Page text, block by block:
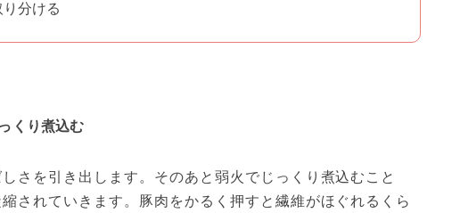
分ける
くり煮込む
さを引き出します。そのあと弱火でじっくり煮込むこと
されていきます。豚肉をかるく押すと繊維がほぐれるくら